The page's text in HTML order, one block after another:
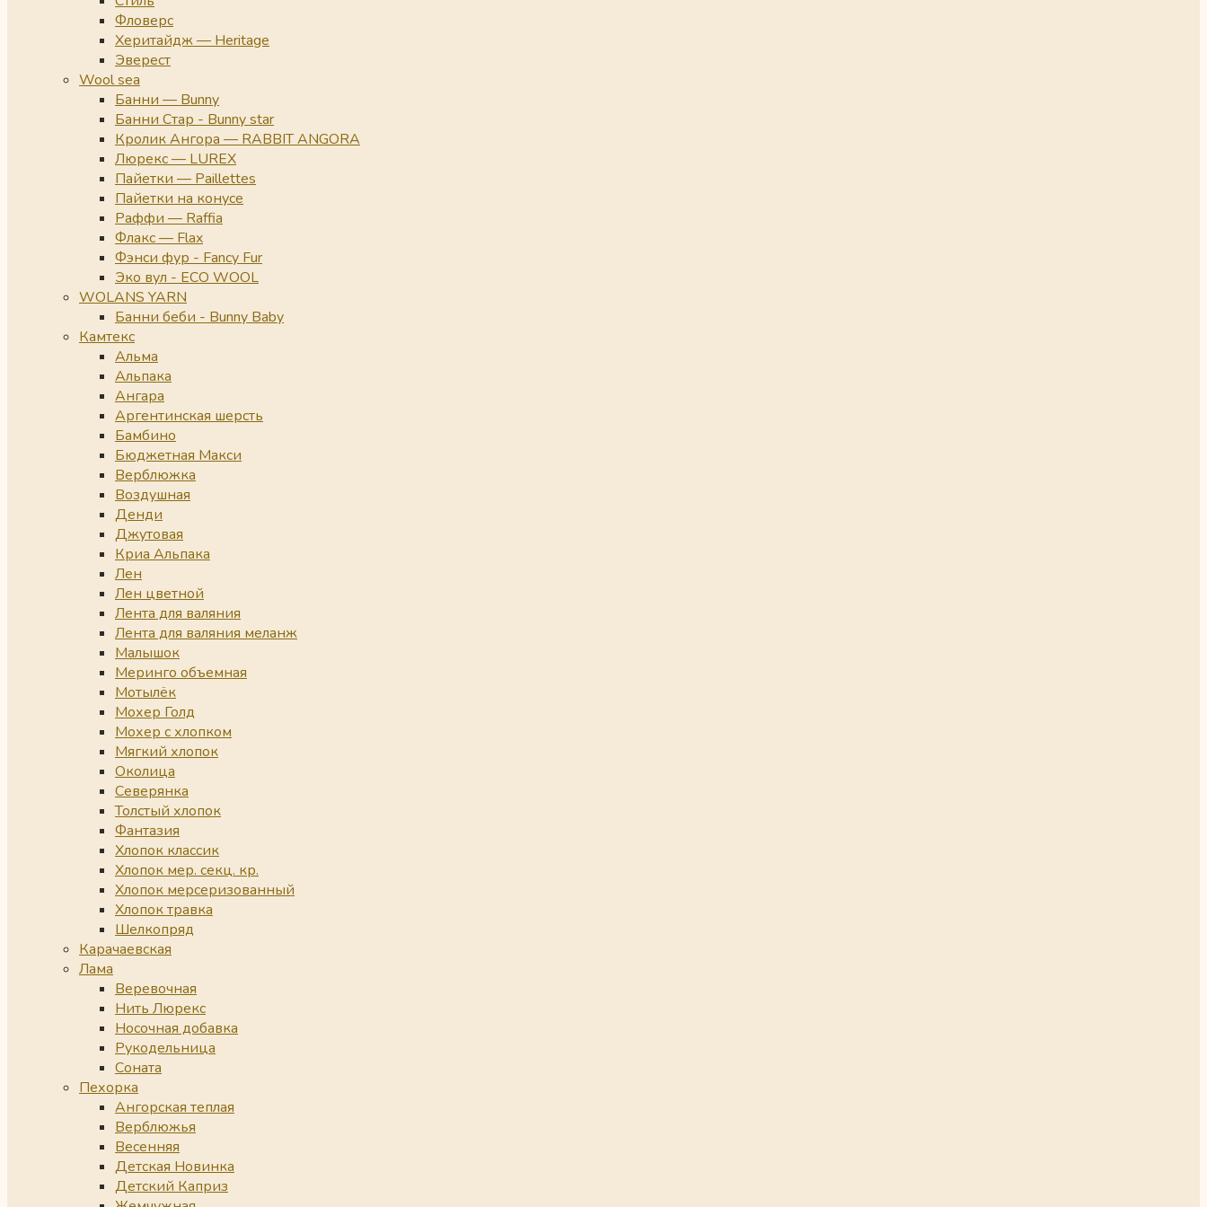
Фловерс
Херитайдж — Heritage
Эверест
Wool sea
Банни — Bunny
Банни Стар - Bunny star
Кролик Ангора — RABBIT ANGORA
Люрекс — LUREX
Пайетки — Paillettes
Пайетки на конусе
Раффи — Raffia
Флакс — Flax
Фэнси фур - Fancy Fur
Эко вул - ECO WOOL
WOLANS YARN
Банни беби - Bunny Baby
Камтекс
Альма
Альпака
Ангара
Аргентинская шерсть
Бамбино
Бюджетная Макси
Верблюжка
Воздушная
Денди
Джутовая
Криа Альпака
Лен
Лен цветной
Лента для валяния
Лента для валяния меланж
Малышок
Меринго объемная
Мотылёк
Мохер Голд
Мохер с хлопком
Мягкий хлопок
Околица
Северянка
Толстый хлопок
Фантазия
Хлопок классик
Хлопок мер. секц. кр.
Хлопок мерсеризованный
Хлопок травка
Шелкопряд
Карачаевская
Лама
Веревочная
Нить Люрекс
Носочная добавка
Рукодельница
Соната
Пехорка
Ангорская теплая
Верблюжья
Весенняя
Детская Новинка
Детский Каприз